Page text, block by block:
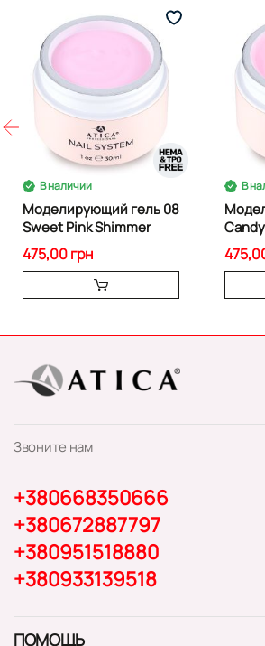
В наличии
Моделирующий гель 08
Sweet Pink Shimmer
475,00 грн
В
Звоните нам
+380668350666
+380672887797
+380951518880
+380933139518
ПОМОЩЬ